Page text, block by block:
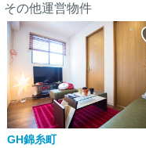
その他運営物件
GH錦糸町